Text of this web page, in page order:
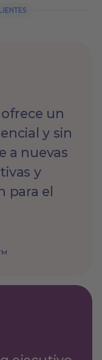
un
y sin
a nuevas
y
para el